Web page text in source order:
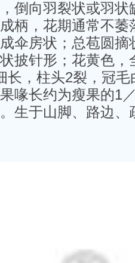
倒向羽裂状或羽状
柄，花期通常不萎
伞房状；总苞圆摘
披针形；花黄色，
长，柱头2裂，冠
喙长约为瘦果的1
生于山脚、路边、